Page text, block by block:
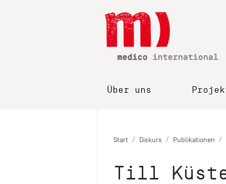
Über uns
Start Diskurs Publikationen
Till